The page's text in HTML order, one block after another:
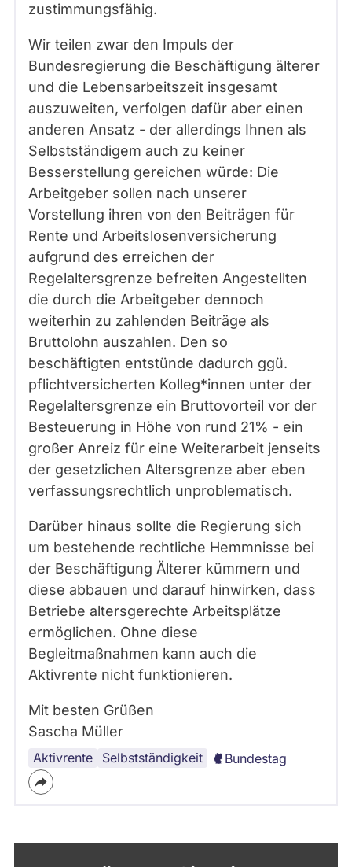
zustimmungsfähig.
Wir teilen zwar den Impuls der
Bundesregierung die Beschäftigung älterer
und die Lebensarbeitszeit insgesamt
auszuweiten, verfolgen dafür aber einen
anderen Ansatz - der allerdings Ihnen als
Selbstständigem auch zu keiner
Besserstellung gereichen würde: Die
Arbeitgeber sollen nach unserer
Vorstellung ihren von den Beiträgen für
Rente und Arbeitslosenversicherung
aufgrund des erreichen der
Regelaltersgrenze befreiten Angestellten
die durch die Arbeitgeber dennoch
weiterhin zu zahlenden Beiträge als
Bruttolohn auszahlen. Den so
beschäftigten entstünde dadurch ggü.
pflichtversicherten Kolleg*innen unter der
Regelaltersgrenze ein Bruttovorteil vor der
Besteuerung in Höhe von rund 21% - ein
großer Anreiz für eine Weiterarbeit jenseits
der gesetzlichen Altersgrenze aber eben
verfassungsrechtlich unproblematisch.
Darüber hinaus sollte die Regierung sich
um bestehende rechtliche Hemmnisse bei
der Beschäftigung Älterer kümmern und
diese abbauen und darauf hinwirken, dass
Betriebe altersgerechte Arbeitsplätze
ermöglichen. Ohne diese
Begleitmaßnahmen kann auch die
Aktivrente nicht funktionieren.
Mit besten Grüßen
Sascha Müller
Aktivrente Selbstständigkeit Bundestag